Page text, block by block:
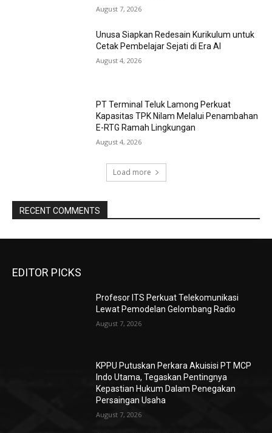
August 7, 2026
Unusa Siapkan Redesain Kurikulum untuk
Cetak Pembelajar Sejati di Era AI
August 4, 2026
PT Terminal Teluk Lamong Perkuat
Kapasitas TPK Nilam Melalui Penambahan
E-RTG Ramah Lingkungan
August 4, 2026
Load more
RECENT COMMENTS
EDITOR PICKS
Profesor ITS Perkuat Telekomunikasi
Lewat Pemodelan Gelombang Radio
August 7, 2026
KPPU Putuskan Perkara Akuisisi PT MCP
Indo Utama, Tegaskan Pentingnya
Kepastian Hukum Dalam Penegakan
Persaingan Usaha
August 7, 2026